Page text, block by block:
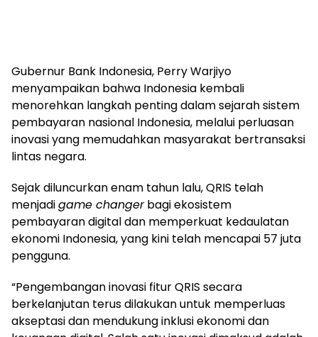
Gubernur Bank Indonesia, Perry Warjiyo
menyampaikan bahwa Indonesia kembali
menorehkan langkah penting dalam sejarah sistem
pembayaran nasional Indonesia, melalui perluasan
inovasi yang memudahkan masyarakat bertransaksi
lintas negara.
Sejak diluncurkan enam tahun lalu, QRIS telah
menjadigame changerbagi ekosistem
pembayaran digital dan memperkuat kedaulatan
ekonomi Indonesia, yang kini telah mencapai 57 juta
pengguna.
“Pengembangan inovasi fitur QRIS secara
berkelanjutan terus dilakukan untuk memperluas
akseptasi dan mendukung inklusi ekonomi dan